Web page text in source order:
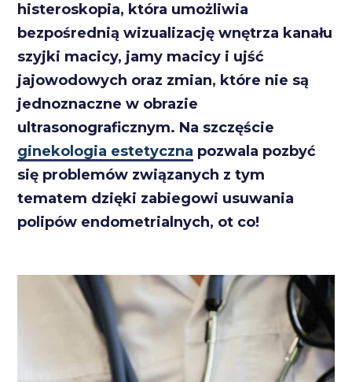
histeroskopia, która umożliwia
bezpośrednią wizualizację wnętrza kanału
szyjki macicy, jamy macicy i ujść
jajowodowych oraz zmian, które nie są
jednoznaczne w obrazie
ultrasonograficznym. Na szczęście
ginekologia estetyczna pozwala pozbyć
się problemów związanych z tym
tematem dzięki zabiegowi usuwania
polipów endometrialnych, ot co!